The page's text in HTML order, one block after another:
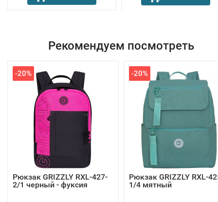
Рекомендуем посмотреть
-20%
Рюкзак GRIZZLY RXL-427-
2/1 черный - фуксия
-20%
Рюкзак GRIZZLY RXL-
1/4 мятный